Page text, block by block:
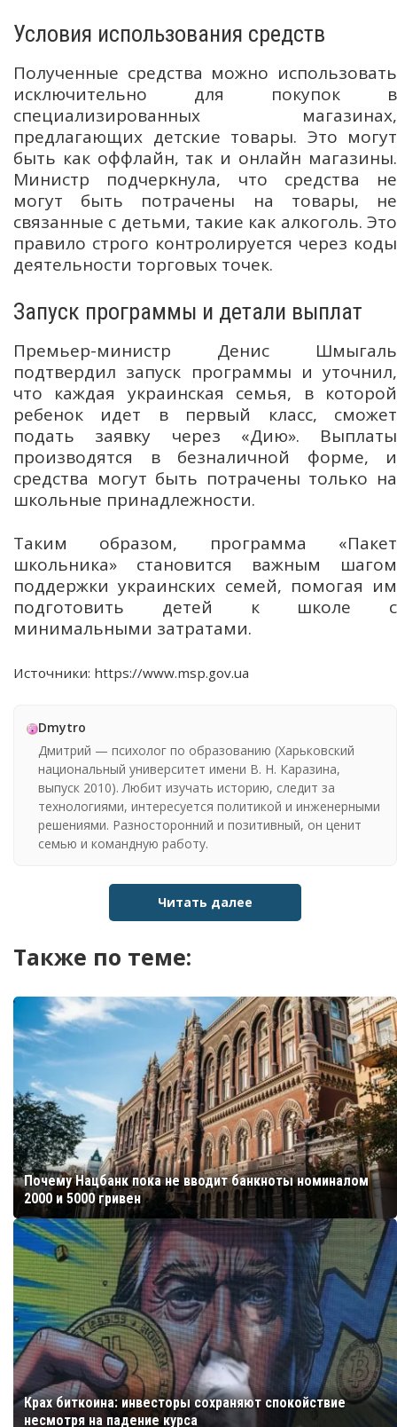
Условия использования средств
Полученные средства можно использовать
исключительно для покупок в
специализированных магазинах,
предлагающих детские товары. Это могут
быть как оффлайн, так и онлайн магазины.
Министр подчеркнула, что средства не
могут быть потрачены на товары, не
связанные с детьми, такие как алкоголь. Это
правило строго контролируется через коды
деятельности торговых точек.
Запуск программы и детали выплат
Премьер-министр Денис Шмыгаль
подтвердил запуск программы и уточнил,
что каждая украинская семья, в которой
ребенок идет в первый класс, сможет
подать заявку через «Дию». Выплаты
производятся в безналичной форме, и
средства могут быть потрачены только на
школьные принадлежности.
Таким образом, программа «Пакет
школьника» становится важным шагом
поддержки украинских семей, помогая им
подготовить детей к школе с
минимальными затратами.
Источники: https://www.msp.gov.ua
Dmytro
Дмитрий — психолог по образованию (Харьковский
национальный университет имени В. Н. Каразина,
выпуск 2010). Любит изучать историю, следит за
технологиями, интересуется политикой и инженерными
решениями. Разносторонний и позитивный, он ценит
семью и командную работу.
Читать далее
Также по теме:
Почему Нацбанк пока не вводит банкноты номиналом
2000 и 5000 гривен
Крах биткоина: инвесторы сохраняют спокойствие
несмотря на падение курса